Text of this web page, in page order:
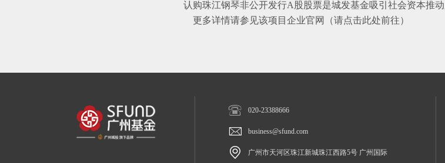
认购珠江钢琴非公开发行A 股股票是城发基金吸引社会资本推
更多详情请参见该项目企业官网（请点击此处前往）
 020-23388666
 business@sfund.com

广州市天河区珠江新城珠江西路5号 广州国际